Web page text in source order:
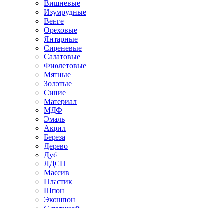
Вишневые
Изумрудные
Венге
Ореховые
Янтарные
Сиреневые
Салатовые
Фиолетовые
Мятные
Золотые
Синие
Материал
МДФ
Эмаль
Акрил
Береза
Дерево
Дуб
ЛДСП
Массив
Пластик
Шпон
Экошпон